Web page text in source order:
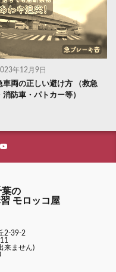
年12月9日
車両の正しい避け方 （救急
消防車・パトカー等）
葉の
モロッコ屋
2-39-2
来ません)